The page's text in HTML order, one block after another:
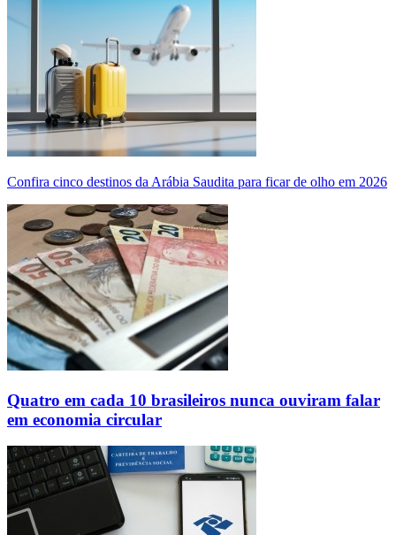
Confira cinco destinos da Arábia Saudita para ficar de olho em 2026
Quatro em cada 10 brasileiros nunca ouviram falar
em economia circular